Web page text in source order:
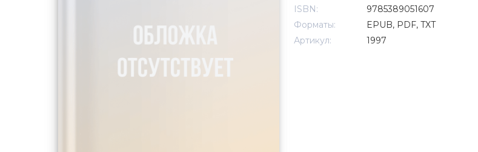
ISBN:
9785389051607
Форматы:
EPUB, PDF, TXT
Артикул:
1997